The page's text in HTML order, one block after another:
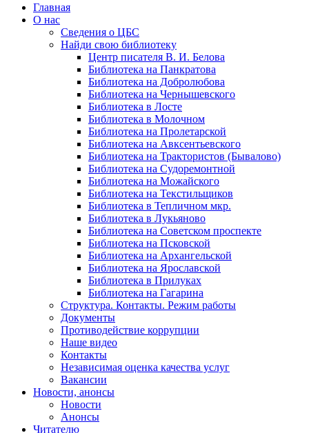
Главная
О нас
Сведения о ЦБС
Найди свою библиотеку
Центр писателя В. И. Белова
Библиотека на Панкратова
Библиотека на Добролюбова
Библиотека на Чернышевского
Библиотека в Лосте
Библиотека в Молочном
Библиотека на Пролетарской
Библиотека на Авксентьевского
Библиотека на Трактористов (Бывалово)
Библиотека на Судоремонтной
Библиотека на Можайского
Библиотека на Текстильщиков
Библиотека в Тепличном мкр.
Библиотека в Лукьяново
Библиотека на Советском проспекте
Библиотека на Псковской
Библиотека на Архангельской
Библиотека на Ярославской
Библиотека в Прилуках
Библиотека на Гагарина
Структура. Контакты. Режим работы
Документы
Противодействие коррупции
Наше видео
Контакты
Независимая оценка качества услуг
Вакансии
Новости, анонсы
Новости
Анонсы
Читателю